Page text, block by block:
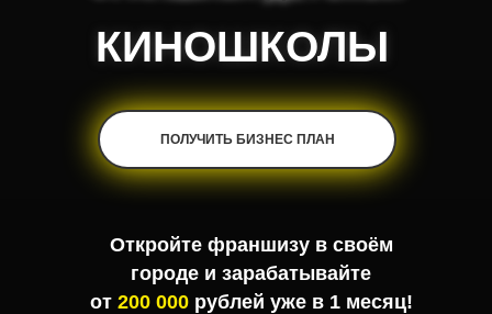
ПОЛУЧИТЬ БИЗНЕС ПЛАН
Откройте франшизу в своём
городе и зарабатывайте
от 200 000 рублей уже в 1 месяц!
КИНОШКОЛЫ
КИНОШКОЛЫ